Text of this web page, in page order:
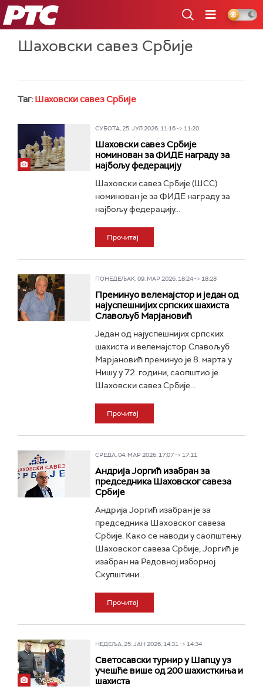
РТС
Шаховски савез Србије
Таг: Шаховски савез Србије
СУБОТА, 25. ЈУЛ 2026, 11:16 -> 11:20
Шаховски савез Србије
номинован за ФИДЕ награду за
најбољу федерацију
Шаховски савез Србије (ШСС)
номинован је за ФИДЕ награду за
најбољу федерацију...
Прочитај
ПОНЕДЕЉАК, 09. МАР 2026, 18:24 -> 18:28
Преминуо велемајстор и један од
најуспешнијих српских шахиста
Славољуб Марјановић
Један од најуспешнијих српских
шахиста и велемајстор Славољуб
Марјановић преминуо је 8. марта у
Нишу у 72. години, саопштио је
Шаховски савез Србије...
Прочитај
СРЕДА, 04. МАР 2026, 17:07 -> 17:11
Андрија Јоргић изабран за
председника Шаховског савеза
Србије
Андрија Јоргић изабран је за
председника Шаховског савеза
Србије. Како се наводи у саопштењу
Шаховског савеза Србије, Јоргић је
изабран на Редовној изборној
Скупштини...
Прочитај
НЕДЕЉА, 25. ЈАН 2026, 14:31 -> 14:34
Светосавски турнир у Шапцу уз
учешће више од 200 шахисткиња и
шахиста